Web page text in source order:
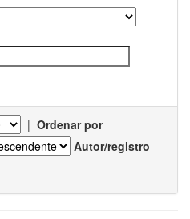
| Ordenar por
Autor/registro